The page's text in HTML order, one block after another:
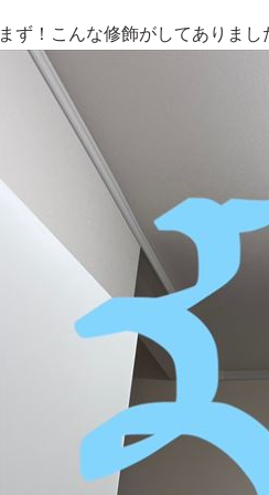
まず！こんな修飾がしてありまし